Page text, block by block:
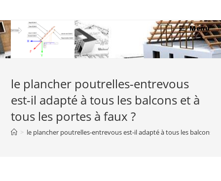
to
content
Menu
le plancher poutrelles-entrevous
est-il adapté à tous les balcons et à
tous les portes à faux ?
> le plancher poutrelles-entrevous est-il adapté à tous les balcons